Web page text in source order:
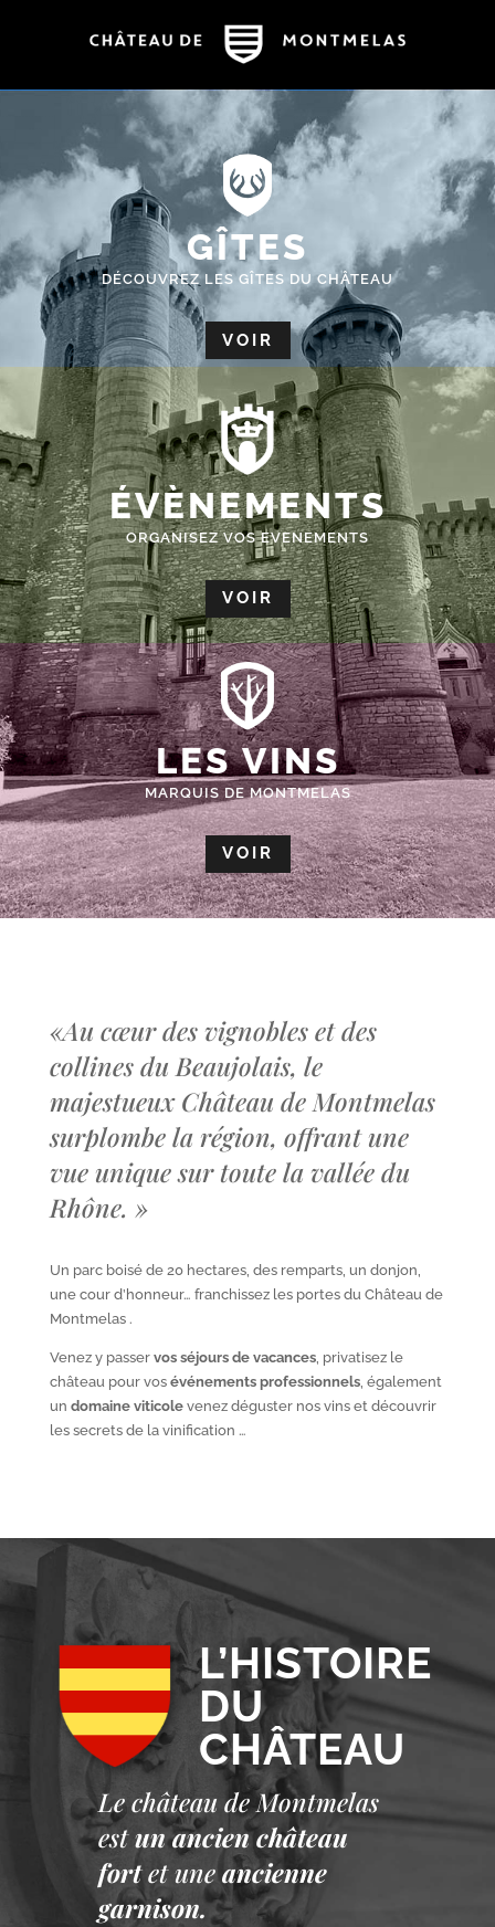
GÎTES
DÉCOUVREZ LES GÎTES DU CHÂTEAU
VOIR
ÉVÈNEMENTS
ORGANISEZ VOS EVENEMENTS
VOIR
LES VINS
MARQUIS DE MONTMELAS
VOIR
«Au cœur des vignobles et des
collines du Beaujolais, le
majestueux Château de Montmelas
surplombe la région, offrant une
vue unique sur toute la vallée du
Rhône. »
Un parc boisé de 20 hectares, des remparts, un donjon,
une cour d’honneur… franchissez les portes du Château de
Montmelas .
Venez y passer vos séjours de vacances, privatisez le
château pour vos événements professionnels, également
un domaine viticolevenez déguster nos vins et découvrir
les secrets de la vinification …
L’HISTOIRE
DU
CHÂTEAU
Le château de Montmelas
est un ancien château
fort et une ancienne
garnison.